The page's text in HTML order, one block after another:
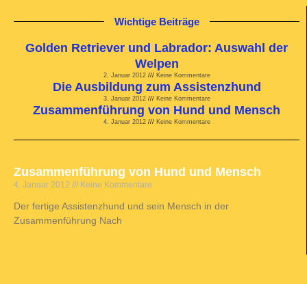
Wichtige Beiträge
Golden Retriever und Labrador: Auswahl der
Welpen
2. Januar 2012 Keine Kommentare
Die Ausbildung zum Assistenzhund
3. Januar 2012 Keine Kommentare
Zusammenführung von Hund und Mensch
4. Januar 2012 Keine Kommentare
Zusammenführung von Hund und Mensch
4. Januar 2012 Keine Kommentare
Der fertige Assistenzhund und sein Mensch in der
Zusammenführung Nach